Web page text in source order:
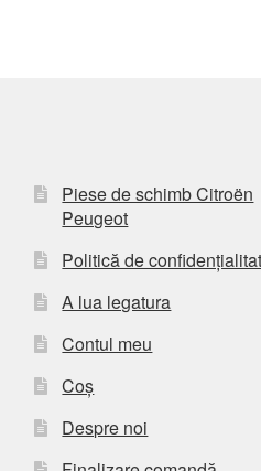
Piese de schimb Citroën
Peugeot
Politică de
A lua legatura
Contul meu
Coș
Despre noi